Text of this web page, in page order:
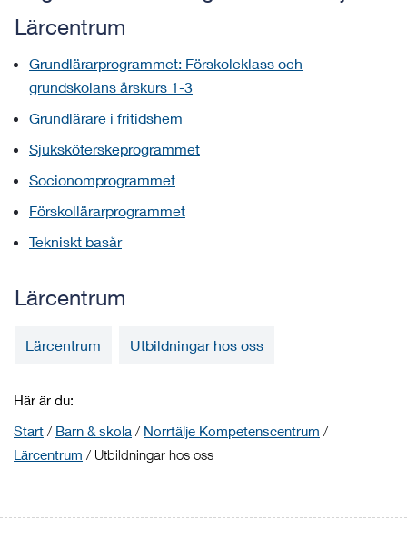
Lärcentrum
Grundlärarprogrammet: Förskoleklass och
grundskolans årskurs 1-3
Grundlärare i fritidshem
Sjuksköterskeprogrammet
Socionomprogrammet
Förskollärarprogrammet
Tekniskt basår
Lärcentrum
Lärcentrum Utbildningar hos oss
Här är du:
Start / Barn & skola / Norrtälje Kompetenscentrum /
Lärcentrum / Utbildningar hos oss